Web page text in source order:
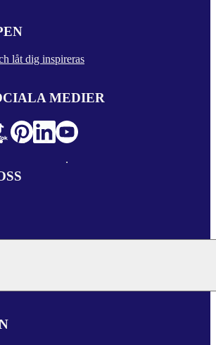
låt dig inspireras
MEDIER